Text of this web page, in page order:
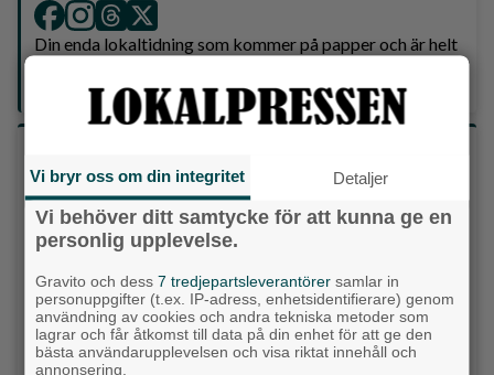
Din enda lokaltidning som kommer på papper och är helt
Lokalpressen, på webben, i brevlådan och sociala medier.
idag?
Socialdemokraterna
Moderaterna
Vänsterpartiet
Vi bryr oss om din integritet Detaljer
Vi behöver ditt samtycke för att kunna ge en
personlig upplevelse.
Gravito och dess7 tredjepartsleverantörer samlar in
personuppgifter (t.ex. IP-adress, enhetsidentifierare) genom
användning av cookies och andra tekniska metoder som
lagrar och får åtkomst till data på din enhet för att ge den
bästa användarupplevelsen och visa riktat innehåll och
annonsering.